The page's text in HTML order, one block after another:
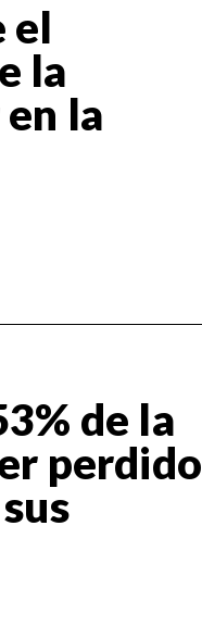
el
la
la
de la
perdido